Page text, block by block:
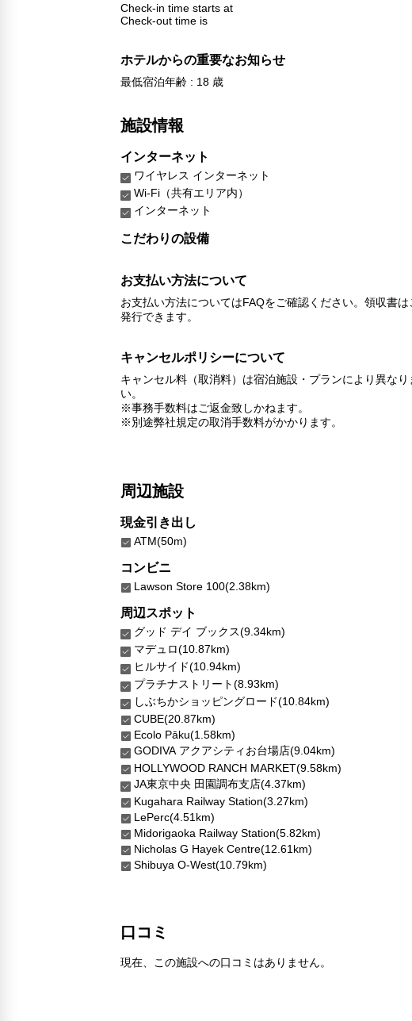
Check-in time starts at
Check-out time is
ホテルからの重要なお知らせ
最低宿泊年齢 : 18 歳
施設情報
インターネット
ワイヤレス インターネット
Wi-Fi（共有エリア内）
インターネット
こだわりの設備
お支払い方法について
お支払い方法についてはFAQをご確認ください。領収書
発行できます。
キャンセルポリシーについて
キャンセル料（取消料）は宿泊施設・プランにより異な
い。
※事務手数料はご返金致しかねます。
※別途弊社規定の取消手数料がかかります。
周辺施設
現金引き出し
ATM(50m)
コンビニ
Lawson Store 100(2.38km)
周辺スポット
グッド デイ ブックス(9.34km)
マデュロ(10.87km)
ヒルサイド(10.94km)
プラチナストリート(8.93km)
しぶちかショッピングロード(10.84km)
CUBE(20.87km)
Ecolo Pāku(1.58km)
GODIVA アクアシティお台場店(9.04km)
HOLLYWOOD RANCH MARKET(9.58km)
JA東京中央 田園調布支店(4.37km)
Kugahara Railway Station(3.27km)
LePerc(4.51km)
Midorigaoka Railway Station(5.82km)
Nicholas G Hayek Centre(12.61km)
Shibuya O-West(10.79km)
口コミ
現在、この施設への口コミはありません。